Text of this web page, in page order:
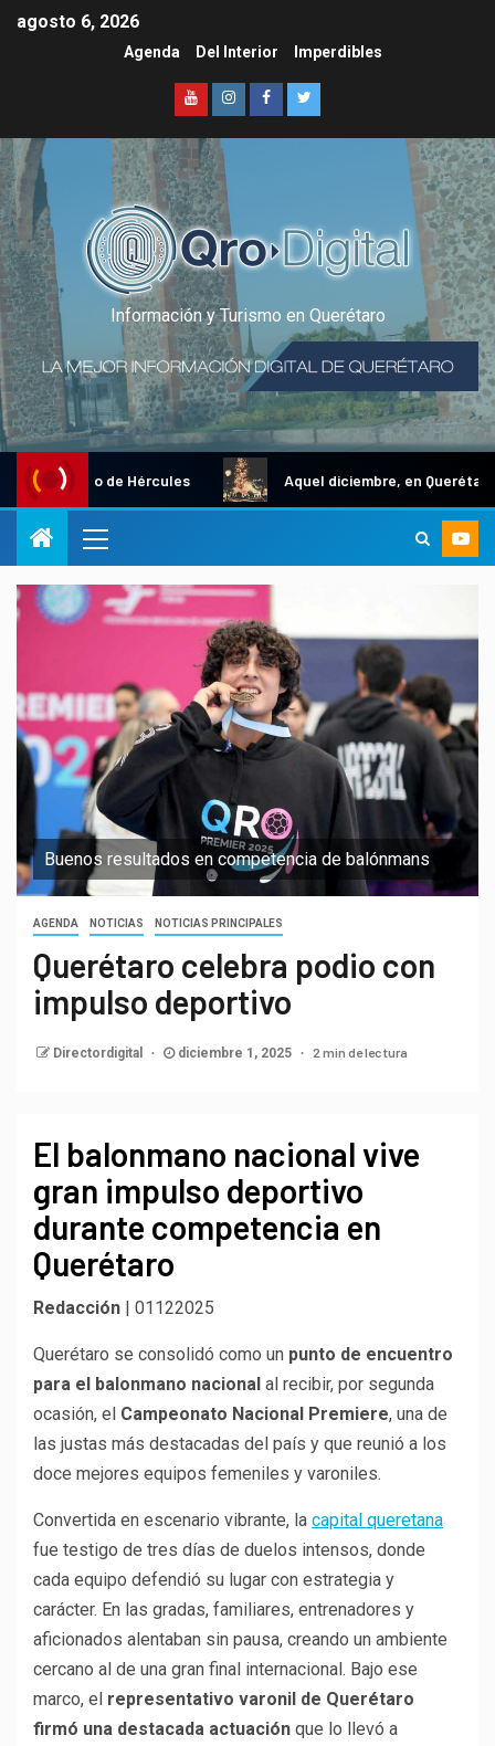
agosto 6, 2026
Agenda Del Interior Imperdibles
Información y Turismo en Querétaro
Gallo de Hércules Aquel diciembre, en Querétaro
Buenos resultados en competencia de balónmans
AGENDA NOTICIAS NOTICIAS PRINCIPALES
Querétaro celebra podio con
impulso deportivo
Directordigital diciembre 1, 2025 2 min de lectura
El balonmano nacional vive
gran impulso deportivo
durante competencia en
Querétaro
Redacción | 01122025
Querétaro se consolidó como un punto de encuentro
para el balonmano nacional al recibir, por segunda
ocasión, el Campeonato Nacional Premiere, una de
las justas más destacadas del país y que reunió a los
doce mejores equipos femeniles y varoniles.
Convertida en escenario vibrante, la capital queretana
fue testigo de tres días de duelos intensos, donde
cada equipo defendió su lugar con estrategia y
carácter. En las gradas, familiares, entrenadores y
aficionados alentaban sin pausa, creando un ambiente
cercano al de una gran final internacional. Bajo ese
marco, el representativo varonil de Querétaro
firmó una destacada actuación que lo llevó a